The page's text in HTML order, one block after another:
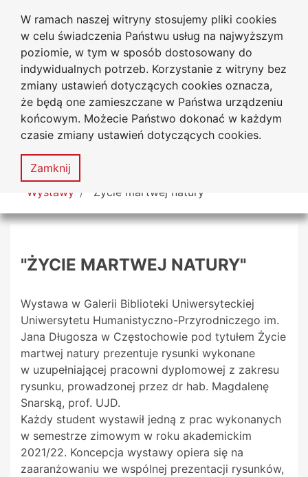
W ramach naszej witryny stosujemy pliki cookies
w celu świadczenia Państwu usług na najwyższym
poziomie, w tym w sposób dostosowany do
indywidualnych potrzeb. Korzystanie z witryny bez
zmiany ustawień dotyczących cookies oznacza,
że będą one zamieszczane w Państwa urządzeniu
końcowym. Możecie Państwo dokonać w każdym
czasie zmiany ustawień dotyczących cookies.
Zamknij
Przejdź do głównego menu
Przejdź do treści
Przejdź do wyszukiwarki
Przejdź do mapy serwisu
Biblioteka Uniwersytecka
Uniwersytetu Jana Długosza
w Częstochowie
Deklaracja
dostępności
Mapa
serwisu
MENU
Tutaj jesteś
Wystawy "Życie martwej natury"
"ŻYCIE MARTWEJ NATURY"
Wystawa w Galerii Biblioteki Uniwersyteckiej
Uniwersytetu Humanistyczno-Przyrodniczego im.
Jana Długosza w Częstochowie pod tytułem Życie
martwej natury prezentuje rysunki wykonane
w uzupełniającej pracowni dyplomowej z zakresu
rysunku, prowadzonej przez dr hab. Magdalenę
Snarską, prof. UJD.
Każdy student wystawił jedną z prac wykonanych
w semestrze zimowym w roku akademickim
2021/22. Koncepcja wystawy opiera się na
zaaranżowaniu we wspólnej prezentacji rysunków,